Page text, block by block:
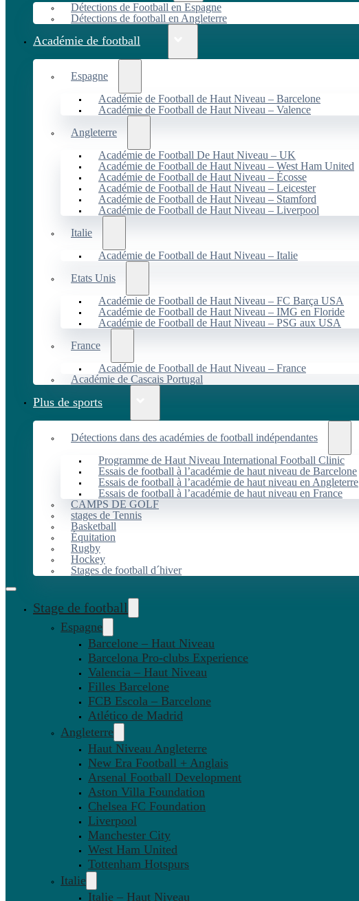
Détections de Football en Espagne
Détections de football en Angleterre
Académie de football
Espagne
Académie de Football de Haut Niveau – Barcelone
Académie de Football de Haut Niveau – Valence
Angleterre
Académie de Football De Haut Niveau – UK
Académie de Football de Haut Niveau – West Ham United
Académie de Football de Haut Niveau – Écosse
Académie de Football de Haut Niveau – Leicester
Académie de Football de Haut Niveau – Stamford
Académie de Football de Haut Niveau – Liverpool
Italie
Académie de Football de Haut Niveau – Italie
Etats Unis
Académie de Football de Haut Niveau – FC Barça USA
Académie de Football de Haut Niveau – IMG en Floride
Académie de Football de Haut Niveau – PSG aux USA
France
Académie de Football de Haut Niveau – France
Académie de Cascais Portugal
Plus de sports
Détections dans des académies de football indépendantes
Programme de Haut Niveau International Football Clinic
Essais de football à l’académie de haut niveau de Barcelone
Essais de football à l’académie de haut niveau en Angleterre
Essais de football à l’académie de haut niveau en France
CAMPS DE GOLF
stages de Tennis
Basketball
Équitation
Rugby
Hockey
Stages de football d´hiver
Stage de football
Espagne
Barcelone – Haut Niveau
Barcelona Pro-clubs Experience
Valencia – Haut Niveau
Filles Barcelone
FCB Escola – Barcelone
Atlético de Madrid
Angleterre
Haut Niveau Angleterre
New Era Football + Anglais
Arsenal Football Development
Aston Villa Foundation
Chelsea FC Foundation
Liverpool
Manchester City
West Ham United
Tottenham Hotspurs
Italie
Italie – Haut Niveau